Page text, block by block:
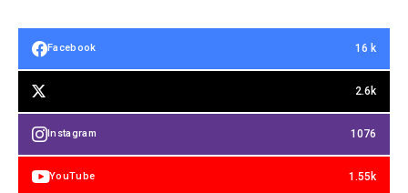
Facebook 16 k
2.6k
Instagram 1076
YouTube 1.55k